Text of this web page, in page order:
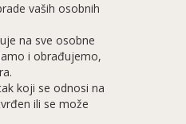
vaših osobnih
na sve osobne
i obrađujemo,
koji se odnosi na
ili se može